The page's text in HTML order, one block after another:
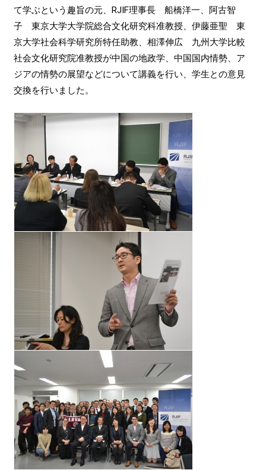
て学ぶという趣旨の元、RJIF理事長 船橋洋一、阿古智
子 東京大学大学院総合文化研究科准教授、伊藤亜聖 東
京大学社会科学研究所特任助教、相澤伸広 九州大学比較
社会文化研究院准教授が中国の地政学、中国国内情勢、ア
ジアの情勢の展望などについて講義を行い、学生との意見
交換を行いました。